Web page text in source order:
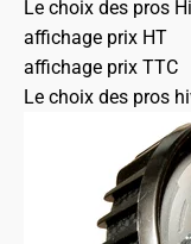
Le choix des pros
affichage prix HT
affichage prix TTC
Le choix des pros